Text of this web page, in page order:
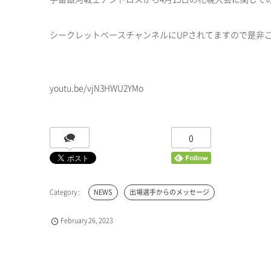
シークレットベースチャンネルにUPされてますので是非
youtu.be/vjN3HWU2YMo
0
NEWS 出場選手からのメッセージ
February26,2023